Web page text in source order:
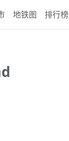
地铁图 排行榜